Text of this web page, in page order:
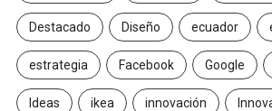
Destacado Diseño ecuador
estrategia Facebook Google
Ideas ikea innovación